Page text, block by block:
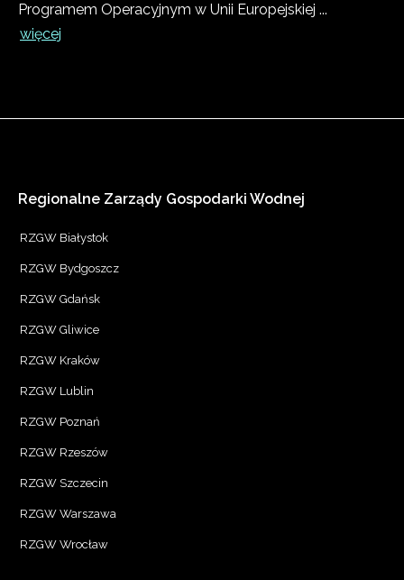
Programem Operacyjnym w Unii Europejskiej ...
więcej
Regionalne Zarządy Gospodarki Wodnej
RZGW Białystok
RZGW Bydgoszcz
RZGW Gdańsk
RZGW Gliwice
RZGW Kraków
RZGW Lublin
RZGW Poznań
RZGW Rzeszów
RZGW Szczecin
RZGW Warszawa
RZGW Wrocław